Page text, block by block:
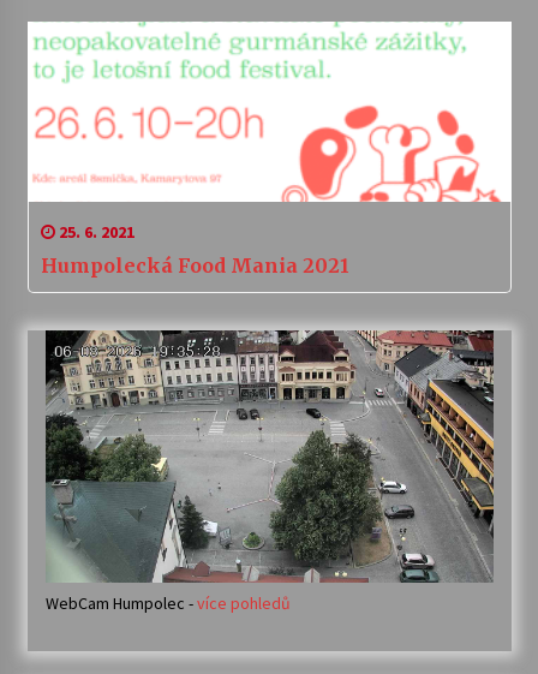
25. 6. 2021
Humpolecká Food Mania 2021
WebCam Humpolec -více pohledů